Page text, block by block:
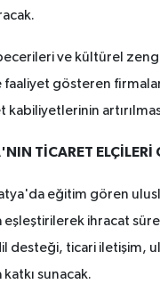
ve kültürel
gösteren
kabiliyetlerinin
TİCARET ELÇİLERİ
eğitim gören
ihracat
desteği, ticari iletişim,
sunacak.